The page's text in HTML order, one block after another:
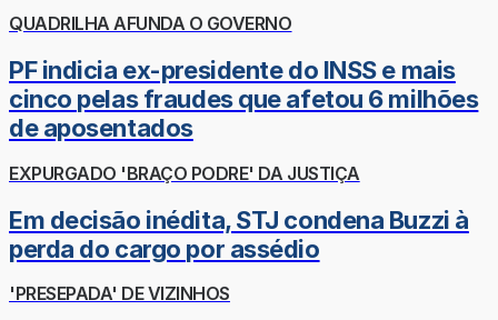
QUADRILHA AFUNDA O GOVERNO
PF indicia ex-presidente do INSS e mais
cinco pelas fraudes que afetou 6 milhões
de aposentados
EXPURGADO 'BRAÇO PODRE' DA JUSTIÇA
Em decisão inédita, STJ condena Buzzi à
perda do cargo por assédio
'PRESEPADA' DE VIZINHOS